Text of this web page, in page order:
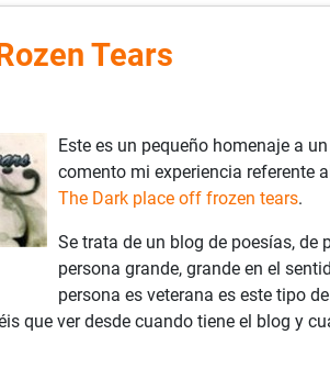
Tears
Este es un pequeño homenaje a
comento mi experiencia referente
The Dark place off frozen tears.
Se trata de un blog de poesías, de
persona grande, grande en el
persona es veterana es este tipo
que ver desde cuando tiene el blog y